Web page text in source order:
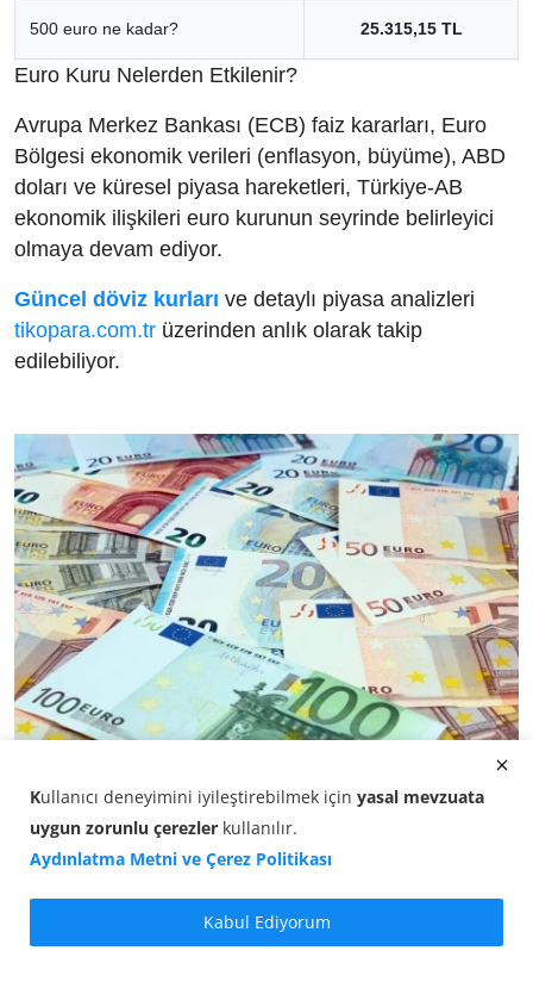
500 euro ne kadar? 25.315,15 TL
Euro Kuru Nelerden Etkilenir?
Avrupa Merkez Bankası (ECB) faiz kararları, Euro
Bölgesi ekonomik verileri (enflasyon, büyüme), ABD
doları ve küresel piyasa hareketleri, Türkiye-AB
ekonomik ilişkileri euro kurunun seyrinde belirleyici
olmaya devam ediyor.
Güncel döviz kurları ve detaylı piyasa analizleri
tikopara.com.tr üzerinden anlık olarak takip
edilebiliyor.
Euro Kaç TL? EUR/TL Akşam Kuru (08 Ağustos 2026)
08.08.2026 18:05
Kullanıcı deneyimini iyileştirebilmek için yasal mevzuata
uygun zorunlu çerezler kullanılır.
Aydınlatma Metni ve Çerez Politikası
Kabul Ediyorum